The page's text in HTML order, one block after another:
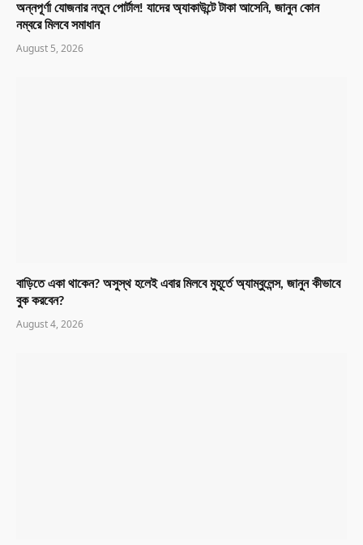
অন্নপূর্ণা যোজনার নতুন পোর্টাল! যাদের অ্যাকাউন্টে টাকা আসেনি, জানুন কোন
নম্বরে মিলবে সমাধান
August 5, 2026
বাড়িতে একা থাকেন? অসুস্থ হলেই এবার মিলবে মুহূর্তে অ্যাম্বুলেন্স, জানুন কীভাবে
বুক করবেন?
August 4, 2026